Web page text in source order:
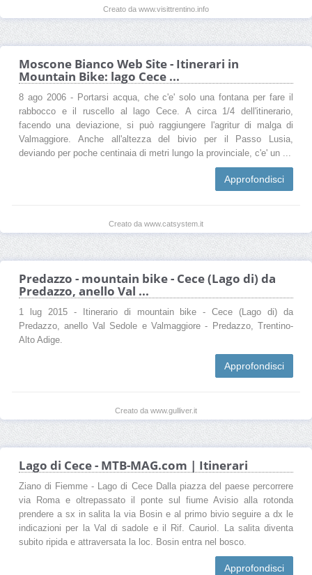
Creato da www.visittrentino.info
Moscone Bianco Web Site - Itinerari in
Mountain Bike: lago Cece ...
8 ago 2006 - Portarsi acqua, che c'e' solo una fontana per fare il
rabbocco e il ruscello al lago Cece. A circa 1/4 dell'itinerario,
facendo una deviazione, si può raggiungere l'agritur di malga di
Valmaggiore. Anche all'altezza del bivio per il Passo Lusia,
deviando per poche centinaia di metri lungo la provinciale, c'e' un ...
Approfondisci
Creato da www.catsystem.it
Predazzo - mountain bike - Cece (Lago di) da
Predazzo, anello Val ...
1 lug 2015 - Itinerario di mountain bike - Cece (Lago di) da
Predazzo, anello Val Sedole e Valmaggiore - Predazzo, Trentino-
Alto Adige.
Approfondisci
Creato da www.gulliver.it
Lago di Cece - MTB-MAG.com | Itinerari
Ziano di Fiemme - Lago di Cece Dalla piazza del paese percorrere
via Roma e oltrepassato il ponte sul fiume Avisio alla rotonda
prendere a sx in salita la via Bosin e al primo bivio seguire a dx le
indicazioni per la Val di sadole e il Rif. Cauriol. La salita diventa
subito ripida e attraversata la loc. Bosin entra nel bosco.
Approfondisci